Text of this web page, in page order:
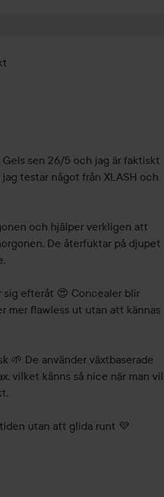
sen 26/5 och jag är faktiskt
testar något från XLASH och
och hjälper verkligen att
De återfuktar på djupet
sig efteråt 😍 Concealer blir
mer flawless ut utan att kännas
🌱 De använder växtbaserade
vilket känns så nice när man
utan att glida runt 💜